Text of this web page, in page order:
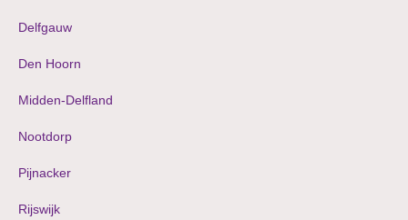
Delfgauw
Den Hoorn
Midden-Delfland
Nootdorp
Pijnacker
Rijswijk